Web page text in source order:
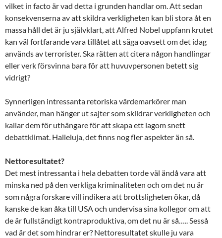
vilket in facto är vad detta i grunden handlar om. Att sedan
konsekvenserna av att skildra verkligheten kan bli stora åt en
massa håll det är ju självklart, att Alfred Nobel uppfann krutet
kan väl fortfarande vara tillåtet att säga oavsett om det idag
används av terrorister. Ska rätten att citera någon handlingar
eller verk försvinna bara för att huvuvpersonen betett sig
vidrigt?
Synnerligen intressanta retoriska värdemarkörer man
använder, man hänger ut sajter som skildrar verkligheten och
kallar dem för uthängare för att skapa ett lagom snett
debattklimat. Halleluja, det finns nog fler aspekter än så.
Nettoresultatet?
Det mest intressanta i hela debatten torde väl ändå vara att
minska ned på den verkliga kriminaliteten och om det nu är
som några forskare vill indikera att brottsligheten ökar, då
kanske de kan åka till USA och undervisa sina kollegor om att
de är fullständigt kontraproduktiva, om det nu är så….. Sesså
vad är det som hindrar er? Nettoresultatet skulle ju vara